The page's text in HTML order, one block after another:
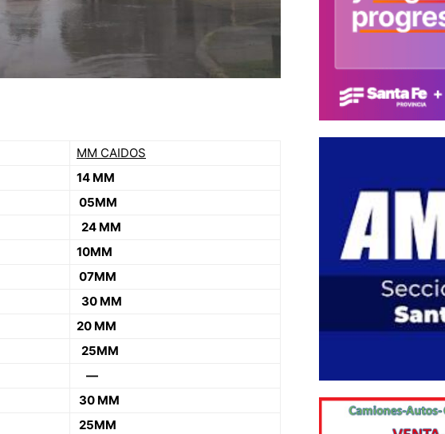
MM CAIDOS
14 MM
05MM
24 MM
10MM
07MM
30 MM
20 MM
25MM
—
30 MM
25MM